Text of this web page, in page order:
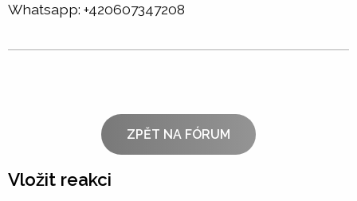
Whatsapp: +420607347208
ZPĚT NA FÓRUM
Vložit reakci